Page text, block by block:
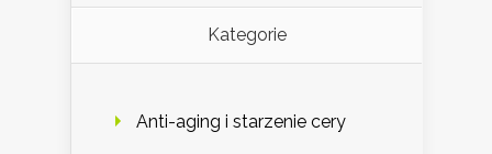
Kategorie
Anti-aging i starzenie cery